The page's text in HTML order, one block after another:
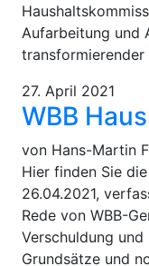
Aufarbeitung und
27. April 2021
WBB
von Hans-Martin
Hier finden Sie
26.04.2021,
Rede von WBB-
Verschuldung
Grundsätze und